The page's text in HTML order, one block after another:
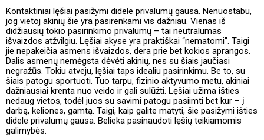
Kontaktiniai lęšiai pasižymi didele privalumų gausa. Nenuostabu,
jog vietoj akinių šie yra pasirenkami vis dažniau. Vienas iš
didžiausių tokio pasirinkimo privalumų – tai neutralumas
išvaizdos atžvilgiu. Lęšiai akyse yra praktiškai “nematomi”. Taigi
jie nepakeičia asmens išvaizdos, dera prie bet kokios aprangos.
Dalis asmenų nemėgsta dėvėti akinių, nes su šiais jaučiasi
negražūs. Tokiu atveju, lęšiai taps idealiu pasirinkimu. Be to, su
šiais patogu sportuoti. Tuo tarpu, fizinio aktyvumo metu, akiniai
dažniausiai krenta nuo veido ir gali sulūžti. Lęšiai užima išties
nedaug vietos, todėl juos su savimi patogu pasiimti bet kur – į
darbą, keliones, gamtą. Taigi, kaip galite matyti, šie pasižymi išties
didele privalumų gausa. Belieka pasinaudoti lęšių teikiamomis
galimybės.